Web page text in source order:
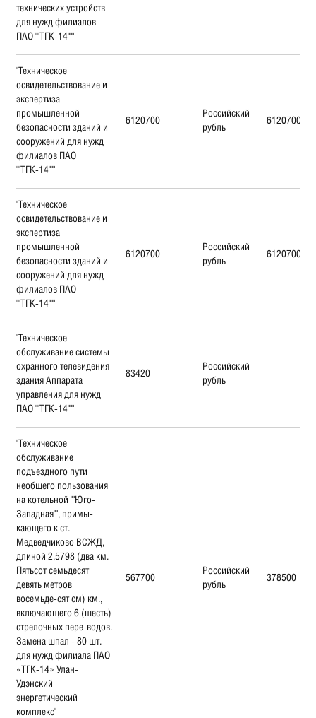
технических устройств
для нужд филиалов
ПАО ""ТГК-14"""
"Техническое
освидетельствование и
экспертиза
промышленной
безопасности зданий и
сооружений для нужд
филиалов ПАО
""ТГК-14"""
6120700
Российский
рубль
6120700
"Техническое
освидетельствование и
экспертиза
промышленной
безопасности зданий и
сооружений для нужд
филиалов ПАО
""ТГК-14"""
6120700
Российский
рубль
6120700
"Техническое
обслуживание системы
охранного телевидения
здания Аппарата
управления для нужд
ПАО ""ТГК-14"""
83420
Российский
рубль
"Техническое
обслуживание
подъездного пути
необщего пользования
на котельной ""Юго-
Западная"", примы-
кающего к ст.
Медведчиково ВСЖД,
длиной 2,5798 (два км.
Пятьсот семьдесят
девять метров
восемьде-сят см) км.,
включающего 6 (шесть)
стрелочных пере-водов.
Замена шпал - 80 шт.
для нужд филиала ПАО
«ТГК-14» Улан-
Удэнский
энергетический
комплекс"
567700
Российский
рубль
378500